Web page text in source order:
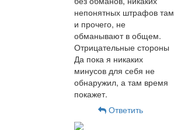
непонятных штрафов там
и прочего, не
обманывают в общем.
Отрицательные стороны
Да пока я никаких
минусов для себя не
обнаружил, а там время
покажет.
Ответить